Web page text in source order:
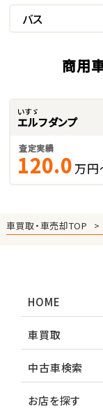
バス
商用
いすゞ
エルフダンプ
査定実績
120.0 万円
車買取・車売却TOP
HOME
車買取
中古車検索
お店を探す